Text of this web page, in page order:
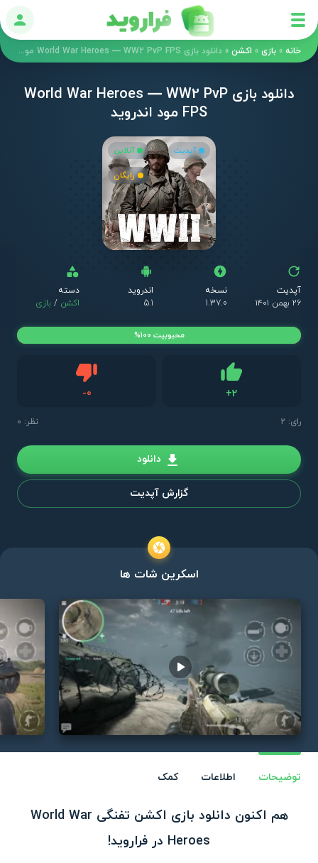
ورود
خانه » بازی » اکشن » دانلود بازی World War Heroes — WW2 PvP FPS مود اندروید
دانلود بازی World War Heroes — WW2 PvP
FPS مود اندروید
آپدیت آنلاین
رایگان
آپدیت
۲۶ بهمن ۱۴۰۱
نسخه
1.37.0
اندروید
5.1
دسته
اکشن / بازی
+2
-0دیس لایک
رای: 2 نظر: 0
محبوبیت 100%
دانلود
گزارش آپدیت
اسکرین شات ها
Play video
توضیحات اطلاعات کمک
هم اکنون دانلود بازی اکشن تفنگی World War
Heroes در فراروید!